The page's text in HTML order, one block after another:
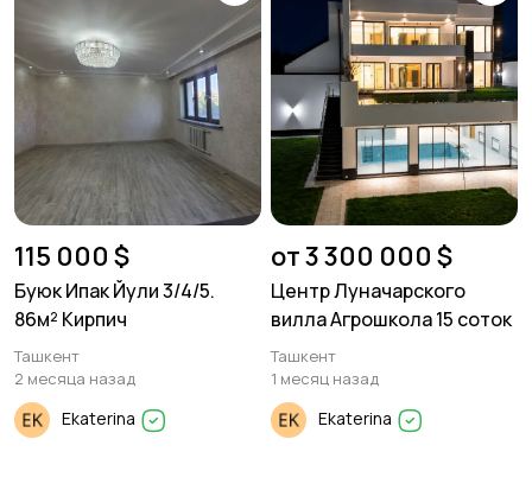
115 000 $
Буюк Ипак Йули 3/4/5.
86м² Кирпич
Ташкент
2 месяца назад
Ekaterina
от 3 300 000 $
Центр Луначарского
вилла Агрошкола 15 соток
Ташкент
1 месяц назад
Ekaterina